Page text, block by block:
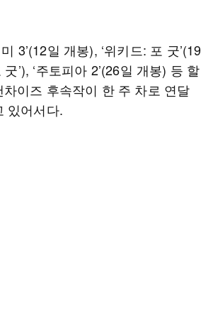
3’(12일 개봉), ‘위키드: 포 굿’(19
’), ‘주토피아 2’(26일 개봉) 등 할
이즈 후속작이 한 주 차로 연달
있어서다.